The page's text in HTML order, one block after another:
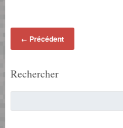
← Précédent
Rechercher